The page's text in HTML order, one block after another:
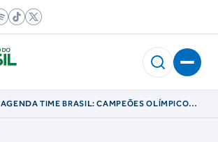
AGENDA TIME BRASIL: CAMPEÕES OLÍMPICOS